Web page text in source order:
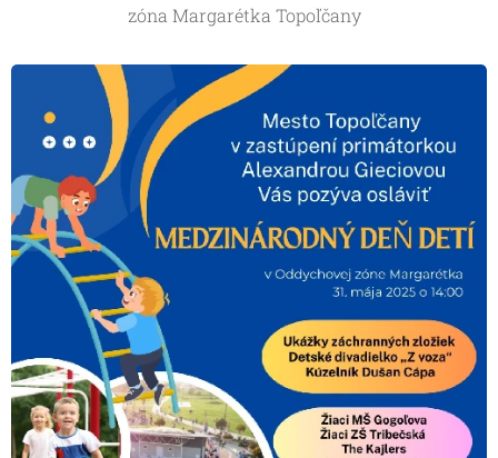
zóna Margarétka Topoľčany